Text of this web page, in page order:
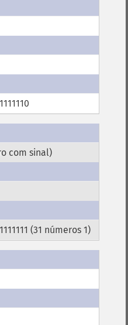
com sinal)
(31 números 1)